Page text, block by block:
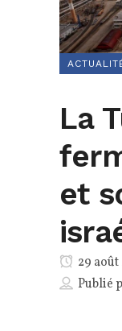
La
et
29 août
Publié